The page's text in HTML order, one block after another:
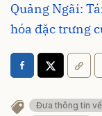
Quảng Ngãi:
hóa đặc trưng
Đưa thông tin